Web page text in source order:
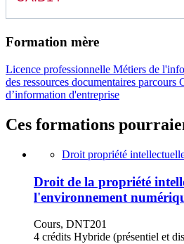
Formation mère
Licence professionnelle Métiers de
des ressources documentaires parcours
d’information d'entreprise
Ces formations
Droit propriété
Droit de la propriété
l'environnement
Cours, DNT201
4 crédits Hybride (présentiel et